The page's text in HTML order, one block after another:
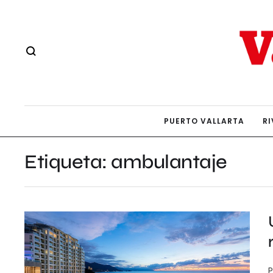
PUERTO VALLARTA
Etiqueta: ambulantaje